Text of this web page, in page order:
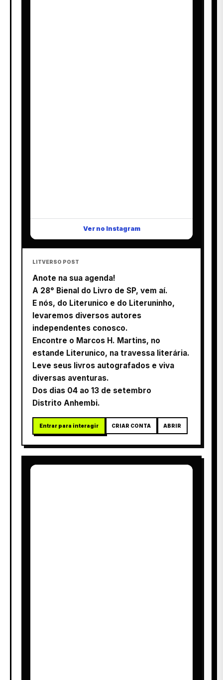
Ver no Instagram
LITVERSO POST
Anote na sua agenda!
A 28° Bienal do Livro de SP, vem aí.
E nós, do Literunico e do Literuninho,
levaremos diversos autores
independentes conosco.
Encontre o Marcos H. Martins, no
estande Literunico, na travessa literária.
Leve seus livros autografados e viva
diversas aventuras.
Dos dias 04 ao 13 de setembro
Distrito Anhembi.
Entrar para interagir CRIAR CONTA ABRIR